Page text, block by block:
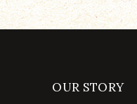
OUR STORY